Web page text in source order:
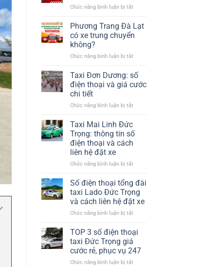
mua
kiện
tháp
Chức năng bình luận bị tắtở
Xe
Du
Lịch
Chỗ
Hà
Nội
Phương Trang Đà Lạt
có xe trung chuyển
không?
Chức năng bình luận bị tắtở
Trang
Lạt
xe
không?
Taxi Đơn Dương: số
điện thoại và giá cước
chi tiết
Chức năng bình luận bị tắtở
Dương:
số
điện
và
cước
chi
tiết
Taxi Mai Linh Đức
Trọng: thông tin số
điện thoại và cách
liên hệ đặt xe
Chức năng bình luận bị tắtở
Mai
Linh
Đức
Trọng:
thông
số
điện
thoại
và
cách
Số điện thoại tổng đài
taxi Lado Đức Trọng
và cách liên hệ đặt xe
Chức năng bình luận bị tắtở
điện
thoại
tổng
đài
taxi
TOP 3 số điện thoại
taxi Đức Trọng giá
cước rẻ, phục vụ 247
Chức năng bình luận bị tắtở